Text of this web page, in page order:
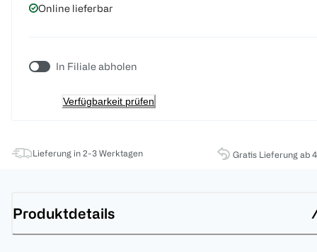
Online lieferbar
In Filiale abholen
Verfügbarkeit prüfen
Lieferung in 2-3 Werktagen Gratis Lieferung ab
Produktdetails